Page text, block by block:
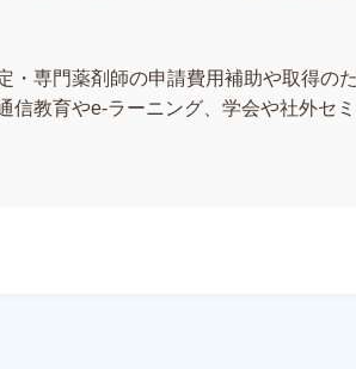
専門薬剤師の申請費用補助や取得の
教育やe-ラーニング、学会や社外セ